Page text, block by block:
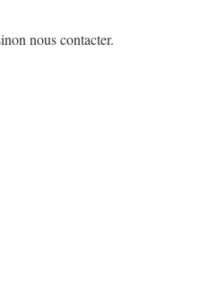
nous contacter.